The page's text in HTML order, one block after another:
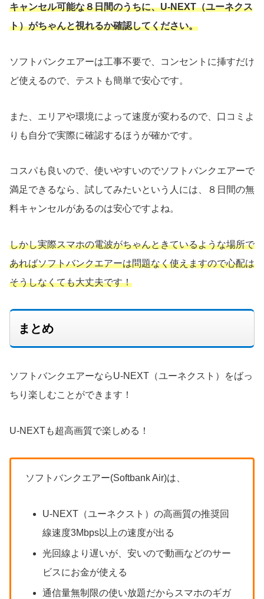
キャンセル可能な８日間のうちに、U-NEXT（ユーネクス
ト）がちゃんと視れるか確認してください。
ソフトバンクエアーは工事不要で、コンセントに挿すだけ
ど使えるので、テストも簡単で安心です。
また、エリアや環境によって速度が変わるので、口コミよ
りも自分で実際に確認するほうが確かです。
コスパも良いので、使いやすいのでソフトバンクエアーで
満足できるなら、試してみたいという人には、８日間の無
料キャンセルがあるのは安心ですよね。
しかし実際スマホの電波がちゃんときているような場所で
あればソフトバンクエアーは問題なく使えますので心配は
そうしなくても大丈夫です！
まとめ
ソフトバンクエアーならU-NEXT（ユーネクスト）をばっ
ちり楽しむことができます！
U-NEXTも超高画質で楽しめる！
ソフトバンクエアー(Softbank Air)は、
U-NEXT（ユーネクスト）の高画質の推奨回
線速度3Mbps以上の速度が出る
光回線より遅いが、安いので動画などのサー
ビスにお金が使える
通信量無制限の使い放題だからスマホのギガ